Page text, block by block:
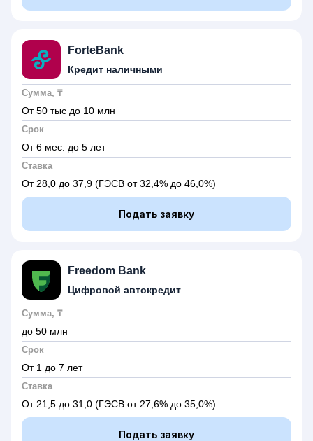
ForteBank
Кредит наличными
Сумма, ₸
От 50 тыс до 10 млн
Срок
От 6 мес. до 5 лет
Ставка
От 28,0 до 37,9 (ГЭСВ от 32,4% до 46,0%)
Подать заявку
Freedom Bank
Цифровой автокредит
Сумма, ₸
до 50 млн
Срок
От 1 до 7 лет
Ставка
От 21,5 до 31,0 (ГЭСВ от 27,6% до 35,0%)
Подать заявку